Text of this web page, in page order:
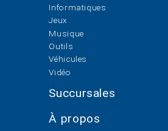
Informatiques
Jeux
Musique
Outils
Véhicules
Vidéo
Succursales
À propos